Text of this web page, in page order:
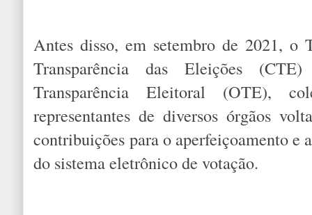
Antes disso, em setembro de 2021, o
Transparência das Eleições
Transparência Eleitoral (OTE),
representantes de diversos órgãos
contribuições para o aperfeiçoamento e
do sistema eletrônico de votação.